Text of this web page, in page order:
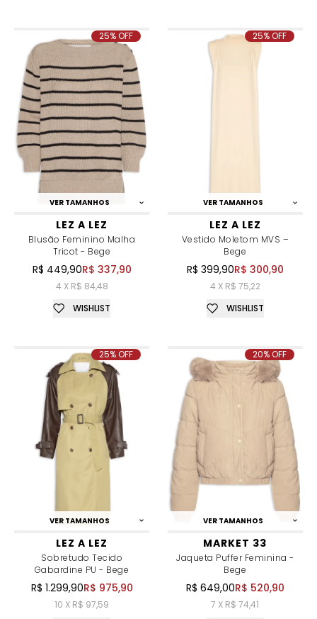
VER TAMANHOS
LEZ A LEZ
Blusão Feminino Malha
Tricot - Bege
R$ 449,90R$ 337,90
4 X R$ 84,48
25% OFF
WISHLIST
VER TAMANHOS
LEZ A LEZ
Vestido Moletom MVS –
Bege
R$ 399,90R$ 300,90
4 X R$ 75,22
25% OFF
WISHLIST
VER TAMANHOS
LEZ A LEZ
Sobretudo Tecido
Gabardine PU - Bege
R$ 1.299,90R$ 975,90
10 X R$ 97,59
25% OFF
VER TAMANHOS
MARKET 33
Jaqueta Puffer Feminina -
Bege
R$ 649,00R$ 520,90
7 X R$ 74,41
20% OFF